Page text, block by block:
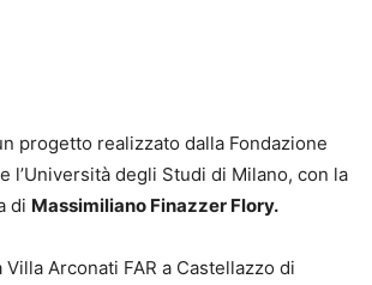
progetto realizzato dalla Fondazione
l’Università degli Studi di Milano, con la
di Massimiliano Finazzer Flory.
Arconati FAR a Castellazzo di